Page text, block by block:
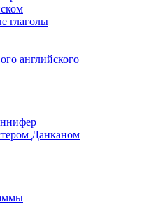
глаголы
английского
Данканом